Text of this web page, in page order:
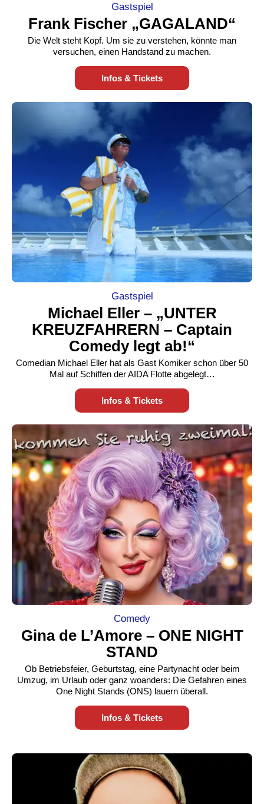
Gastspiel
Frank Fischer „GAGALAND“
Die Welt steht Kopf. Um sie zu verstehen, könnte man
versuchen, einen Handstand zu machen.
Infos & Tickets
Gastspiel
Michael Eller – „UNTER
KREUZFAHRERN – Captain
Comedy legt ab!“
Comedian Michael Eller hat als Gast Komiker schon über 50
Mal auf Schiffen der AIDA Flotte abgelegt…
Infos & Tickets
Comedy
Gina de L’Amore – ONE NIGHT
STAND
Ob Betriebsfeier, Geburtstag, eine Partynacht oder beim
Umzug, im Urlaub oder ganz woanders: Die Gefahren eines
One Night Stands (ONS) lauern überall.
Infos & Tickets